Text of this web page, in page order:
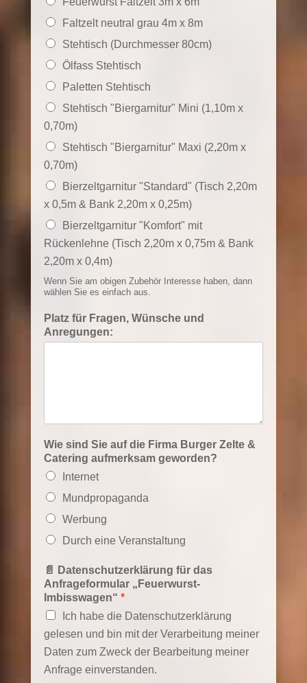
Faltzelt neutral grau 4m x 8m
Stehtisch (Durchmesser 80cm)
Ölfass Stehtisch
Paletten Stehtisch
Stehtisch "Biergarnitur" Mini (1,10m x
0,70m)
Stehtisch "Biergarnitur" Maxi (2,20m x
0,70m)
Bierzeltgarnitur "Standard" (Tisch 2,20m
x 0,5m & Bank 2,20m x 0,25m)
Bierzeltgarnitur "Komfort" mit
Rückenlehne (Tisch 2,20m x 0,75m & Bank
2,20m x 0,4m)
Wenn Sie am obigen Zubehör Interesse haben, dann
wählen Sie es einfach aus.
Platz für Fragen, Wünsche und
Anregungen:
Wie sind Sie auf die Firma Burger Zelte &
Catering aufmerksam geworden?
Internet
Mundpropaganda
Werbung
Durch eine Veranstaltung
📄 Datenschutzerklärung für das
Anfrageformular „Feuerwurst-
Imbisswagen“ *
Ich habe die Datenschutzerklärung
gelesen und bin mit der Verarbeitung meiner
Daten zum Zweck der Bearbeitung meiner
Anfrage einverstanden.